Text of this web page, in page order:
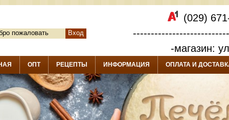
пожаловать Вход
(029)
-магазин:
ОПТ РЕЦЕПТЫ ИНФОРМАЦИЯ ОПЛАТА И